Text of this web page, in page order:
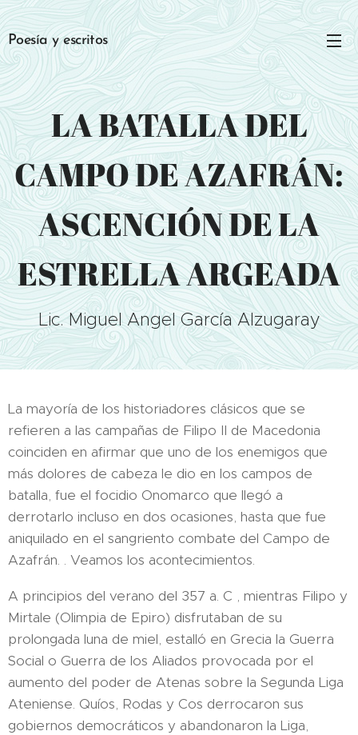
Poesía y escritos
LA BATALLA DEL
CAMPO DE AZAFRÁN:
ASCENCIÓN DE LA
ESTRELLA ARGEADA
Lic. Miguel Angel García Alzugaray
La mayoría de los historiadores clásicos que se
refieren a las campañas de Filipo II de Macedonia
coinciden en afirmar que uno de los enemigos que
más dolores de cabeza le dio en los campos de
batalla, fue el focidio Onomarco que llegó a
derrotarlo incluso en dos ocasiones, hasta que fue
aniquilado en el sangriento combate del Campo de
Azafrán. . Veamos los acontecimientos.
A principios del verano del 357 a. C , mientras Filipo y
Mirtale (Olimpia de Epiro) disfrutaban de su
prolongada luna de miel, estalló en Grecia la Guerra
Social o Guerra de los Aliados provocada por el
aumento del poder de Atenas sobre la Segunda Liga
Ateniense. Quíos, Rodas y Cos derrocaron sus
gobiernos democráticos y abandonaron la Liga,